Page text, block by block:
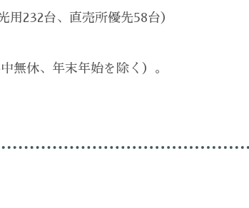
用232台、直売所優先58台）
無休、年末年始を除く）。